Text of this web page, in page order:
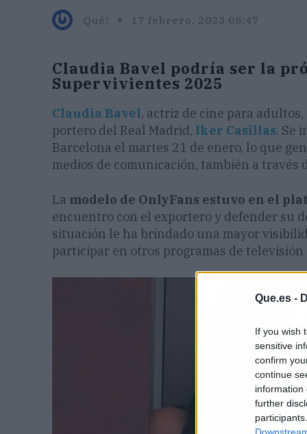
Que.es -
If you wish
sensitive
confirm
continue
information
further
Qué! 17 febrero, 2025 08:47
Claudia Bavel podría ser la
Supervivientes 2025
Claudia Bavel, actriz de cine para
portero del Real Madrid, Iker Casillas. Se
Barcelona el martes 21 de enero, lo que
medios de comunicación, también a través
La modelo de OnlyFans estuvo en el
encuentro con el exportero y defender su
situación le ha brindado una mayor
participar en otros programas de